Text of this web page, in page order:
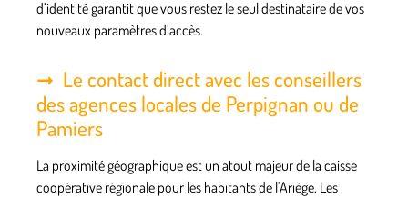
d’identité garantit que vous restez le seul destinataire de vos
nouveaux paramètres d’accès.
Le contact direct avec les conseillers
des agences locales de Perpignan ou de
Pamiers
La proximité géographique est un atout majeur de la caisse
coopérative régionale pour les habitants de l’Ariège. Les